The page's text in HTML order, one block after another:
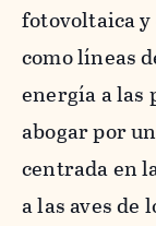
fotovoltaica
como líneas
energía a las
abogar por
centrada en
a las aves de